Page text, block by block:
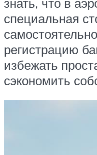
специальная
регистрацию
избежать
сэкономить